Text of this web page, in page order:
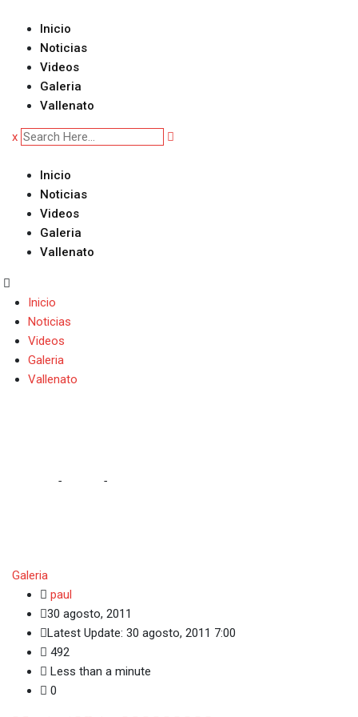
content
Inicio
Noticias
Videos
Galeria
Vallenato
x
Inicio
Noticias
Videos
Galeria
Vallenato
Inicio
Noticias
Videos
Galeria
Vallenato
- -
Galeria
paul
30 agosto, 2011
Latest Update: 30 agosto, 2011 7:00
492
Less than a minute
0